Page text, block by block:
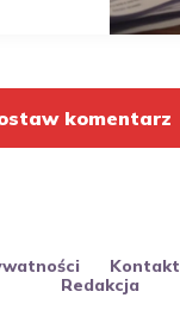
komentarz
Kontakt
Redakcja